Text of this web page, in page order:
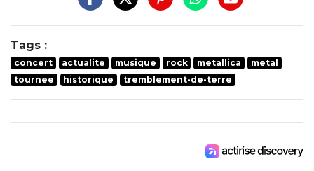
Tags :
concert actualite musique rock metallica
metal
tournee
historique tremblement-de-terre